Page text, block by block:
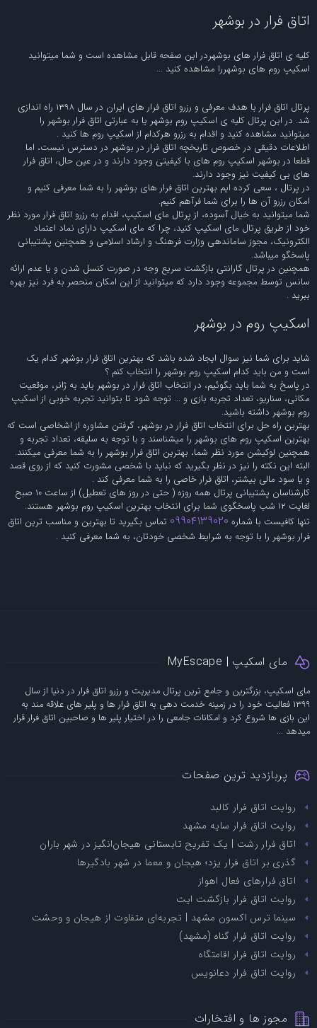
اتاق فرار در بوشهر
کلیه ی اتاق فرار های بوشهردر این صفحه قابل مشاهده است و شما میتوانید
اسکیپ روم های بوشهررا مشاهده کنید ...
پرتال اتاق فرار با هدف معرفی و رزرو اتاق فرار های ایران در سال 1398 راه اندازی
شد. در این پرتال کلیه ی اسکیپ روم بوشهر یا به عبارتی اتاق فرار بوشهر را
میتوانید مشاهده کنید و اقدام به رزرو هرکدام از اسکیپ روم ها کنید .
اطلاعات دقیقی در خصوص تاریخچه اتاق فرار در بوشهر در دسترس نیست، اما
قطعا در بوشهر اسکیپ روم های با کیفیتی وجود دارند و در عین حال، اتاق فرار
های بی کیفیت نیز وجود دارند.
در پرتال ، سعی کرده ایم بهترین اتاق فرار های بوشهر را به شما معرفی کنیم و
امکان رزرو آن ها را برای شما فرآهم کنیم.
شما میتوانید به خیال آسوده، از پرتال مای اسکیپ، اقدام به رزرو اتاق فرار مورد نظر
خود از طریق پرتال مای اسکیپ کنید، چرا که مای اسکیپ دارای نماد اعتماد
الکترونیک، مجوز ساماندهی وزارت فرهنگ و ارشاد اسلامی و همچنین پشتیبانی
پاسخگو میباشد.
همچنین در پرتال گارانتی بازگشت سریع وجه در صورت کنسل شدن و یا عدم ارائه
سانس توسط مجموعه وجود دارد که میتوانید از این امکان منحصر به فرد نیز بهره
ببرید .
اسکیپ روم در بوشهر
شاید برای شما نیز سوال ایجاد شده باشد که بهترین اتاق فرار بوشهر کدام یک
است و من باید کدام اسکیپ روم بوشهر را انتخاب کنم ؟
در پاسخ به شما باید بگوئیم، در انتخاب اتاق فرار در بوشهر باید به ژانر، موقعیت
مکانی، سناریو، تعداد تجربه بازی و ... توجه شود تا بتوانید تجربه خوبی از اسکیپ
روم بوشهر داشته باشید.
بهترین راه حل برای انتخاب اتاق فرار در بوشهر، گرفتن مشاوره از اشخاصی است که
بهترین اسکیپ روم های بوشهر را میشناسند و با توجه به سلیقه، تعداد تجربه و
همچنین لوکیشن مورد نظر شما، بهترین اتاق فرار بوشهر را به شما معرفی میکنند.
البته این نکته را نیز در نظر بگیرید که نباید با شخصی مشورت کنید که از روی قصد
و یا سود مالی بیشتر، اتاق فرار خاصی را به شما معرفی کند .
کارشناسان پشتیبانی پرتال همه روزه ( حتی در روز های تعطیل) از ساعت 10 صبح
لغایت 12 شب پاسخگوی شما برای انتخاب بهترین اسکیپ روم بوشهر هستند.
تنها کافیست با شماره09904139020تماس بگیرید تا بهترین و مناسب ترین اتاق
فرار بوشهر را با توجه به شرایط شخصی خودتان، به شما معرفی کنید .
مای اسکیپ | MyEscape
مای اسکیپ، بزرگترین و جامع ترین پرتال مدیریت و رزرو اتاق فرار در دنیا از سال
1399 فعالیت خود را در زمینه خدمت دهی به اتاق فرار ها و پلیر های علاقه مند به
این بازی ها شروع کرد و امکانات جامعی را در اختیار پلیر ها و صاحبین اتاق فرار قرار
میدهد ...
پربازدید ترین صفحات
روایت اتاق فرار کالبد
روایت اتاق فرار سایه مشهد
اتاق فرار رشت | یک تفریح تابستانی هیجان‌انگیز در شهر باران
گذری بر اتاق فرار یزد؛ هیجان و معما در شهر بادگیرها
اتاق فرارهای فعال اهواز
روایت اتاق فرار بازگشت ایت
سینما ترس اکسون مشهد | تجربه‌ای متفاوت از هیجان و وحشت
روایت اتاق فرار گناه (مشهد)
روایت اتاق فرار اقامتگاه
روایت اتاق فرار دعانویس
مجوز ها و افتخارات